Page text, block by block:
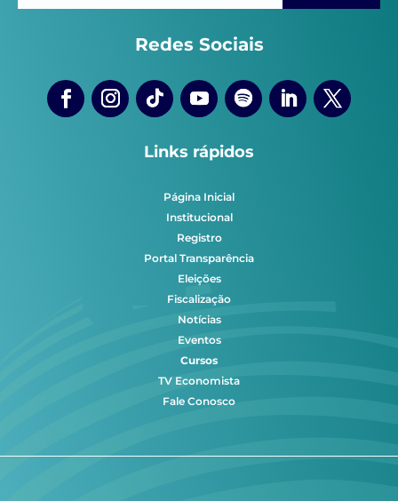
Redes Sociais
Links rápidos
Página Inicial
Institucional
Registro
Portal Transparência
Eleições
Fiscalização
Notícias
Eventos
Cursos
TV Economista
Fale Conosco